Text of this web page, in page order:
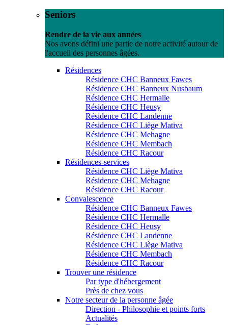
Seniors
Rendre de la vie aux années
Nos avons défini une partie de notre activité autour de
l'accueil des personnes âgées.
Résidences
Résidence CHC Banneux Fawes
Résidence CHC Banneux Nusbaum
Résidence CHC Hermalle
Résidence CHC Heusy
Résidence CHC Landenne
Résidence CHC Liège Mativa
Résidence CHC Mehagne
Résidence CHC Membach
Résidence CHC Racour
Résidences-services
Résidence CHC Liège Mativa
Résidence CHC Mehagne
Résidence CHC Racour
Convalescence
Résidence CHC Banneux Fawes
Résidence CHC Hermalle
Résidence CHC Heusy
Résidence CHC Landenne
Résidence CHC Liège Mativa
Résidence CHC Membach
Résidence CHC Racour
Trouver une résidence
Par type d'hébergement
Près de chez vous
Notre secteur de la personne âgée
Direction - Philosophie et points forts
Actualités